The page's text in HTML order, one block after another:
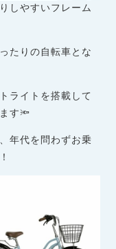
しやすいフレーム
たりの自転車とな
ライトを搭載して
す🔦
年代を問わずお乗